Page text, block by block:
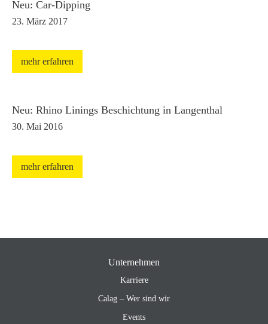
Neu: Car-Dipping
23. März 2017
mehr erfahren
Neu: Rhino Linings Beschichtung in Langenthal
30. Mai 2016
mehr erfahren
Unternehmen
Karriere
Calag – Wer sind wir
Events